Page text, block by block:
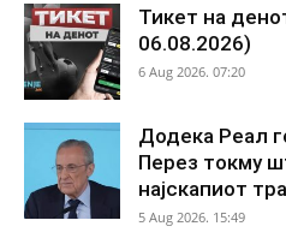
Тикет на
06.08.2026)
6 Aug 2026. 07:20
Додека Реал
Перез токму
најскапиот
5 Aug 2026. 15:49